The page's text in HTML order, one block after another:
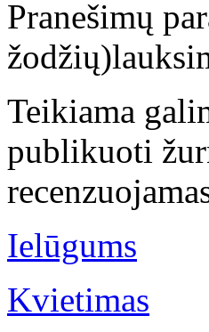
Pranešimų
Teikiama
publikuoti
Ielūgums
Kvietimas